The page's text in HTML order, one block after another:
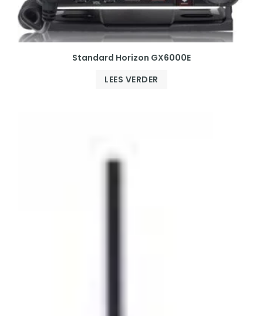
Standard Horizon GX6000E
LEES VERDER